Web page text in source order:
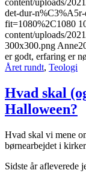
content/uploads/
det-dur-
fit=1080%2C1080
content/uploads/
300x300.png Anne
er godt, erfaring er
Året rundt, Teologi
Hvad skal
Halloween?
Hvad skal vi mene
børnearbejdet i
Sidste år afleverede